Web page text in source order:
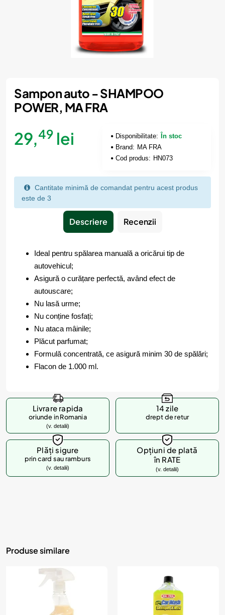
Sampon auto - SHAMPOO
POWER, MA FRA
29,49 lei Disponibilitate:
În stoc
Brand: MA FRA
Cod produs: HN073
Cantitate minimă de comandat pentru acest produs
este de 3
Descriere Recenzii
Ideal pentru spălarea manuală a oricărui tip de
autovehicul;
Asigură o curățare perfectă, având efect de
autouscare;
Nu lasă urme;
Nu conține fosfați;
Nu ataca mâinile;
Plăcut parfumat;
Formulă concentrată, ce asigură minim 30 de spălări;
Flacon de 1.000 ml.
Livrare rapida
oriunde in Romania
(v. detalii)
14 zile
drept de retur
Plăți sigure
prin card sau ramburs
(v. detalii)
Opțiuni de plată
în RATE
(v. detalii)
Produse similare